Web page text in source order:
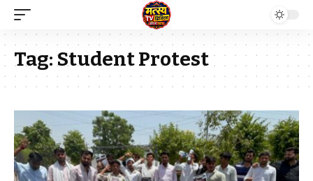
Tag:Student Protest